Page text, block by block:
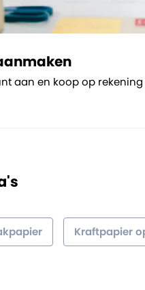
aan en koop op rekening
Kraftpapier